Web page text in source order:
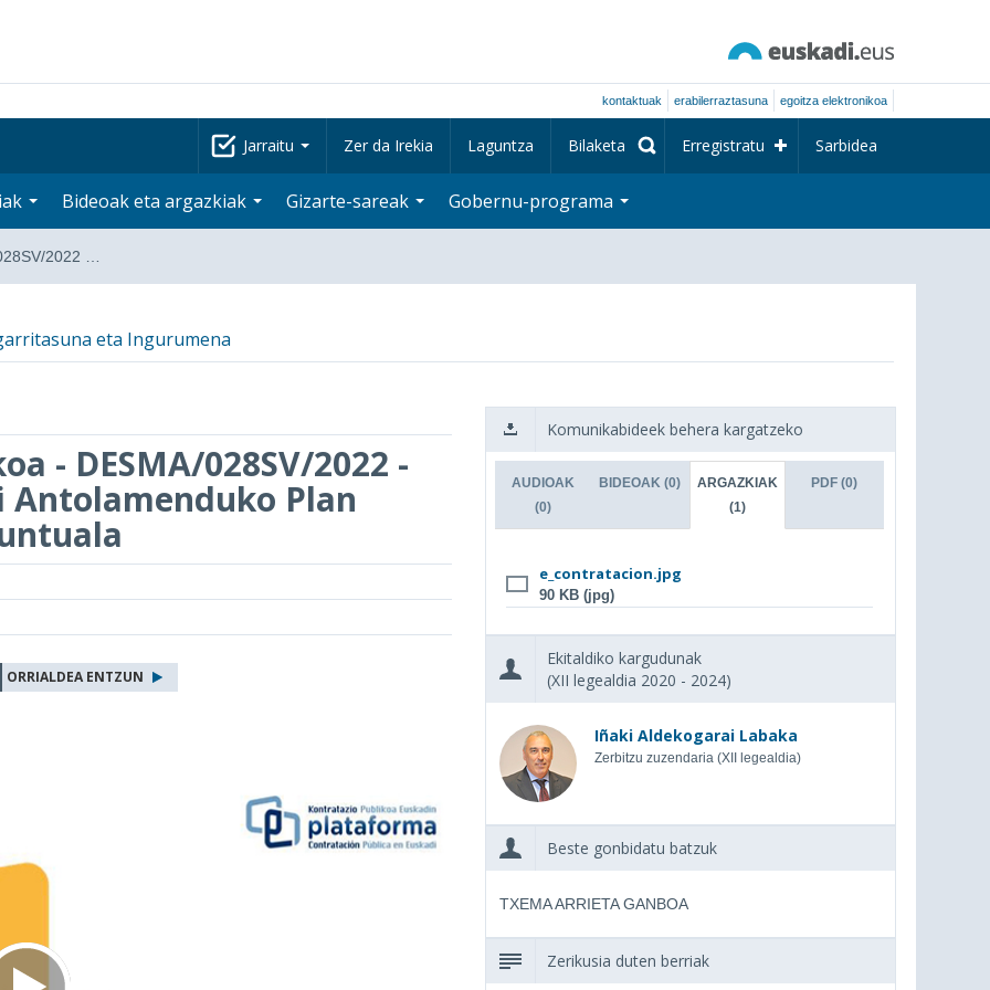
kontaktuak erabilerraztasuna egoitza elektronikoa
Jarraitu Zer da Irekia Laguntza Bilaketa Erregistratu Sarbidea
Bideoak eta argazkiak Gizarte-sareak Gobernu-programa
2022 …
eta Ingurumena
- DESMA/028SV/2022 -
Plan
ORRIALDEA ENTZUN
Komunikabideek behera kargatzeko
AUDIOAK
(0)
BIDEOAK (0)
ARGAZKIAK
(1)
PDF (0)
e_contratacion.jpg
90 KB (jpg)
Ekitaldiko kargudunak
(XII legealdia 2020 - 2024)
Iñaki Aldekogarai Labaka
Zerbitzu zuzendaria (XII legealdia)
Beste gonbidatu batzuk
TXEMA ARRIETA GANBOA
Zerikusia duten berriak